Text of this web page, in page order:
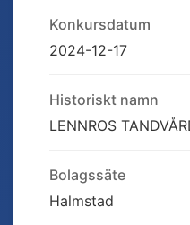
Konkursdatum
2024-12-17
Historiskt namn
LENNROS
Bolagssäte
Halmstad